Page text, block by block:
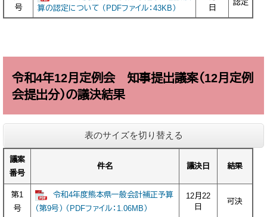
号
算の認定について （PDFファイル：43KB）
日
認定
令和4年12月定例会 知事提出議案（12月定例
会提出分）の議決結果
表のサイズを切り替える
議案
番号
件名 議決日 結果
第1
号
令和4年度熊本県一般会計補正予算
（第9号） （PDFファイル：1.06MB）
12月22
日
可決